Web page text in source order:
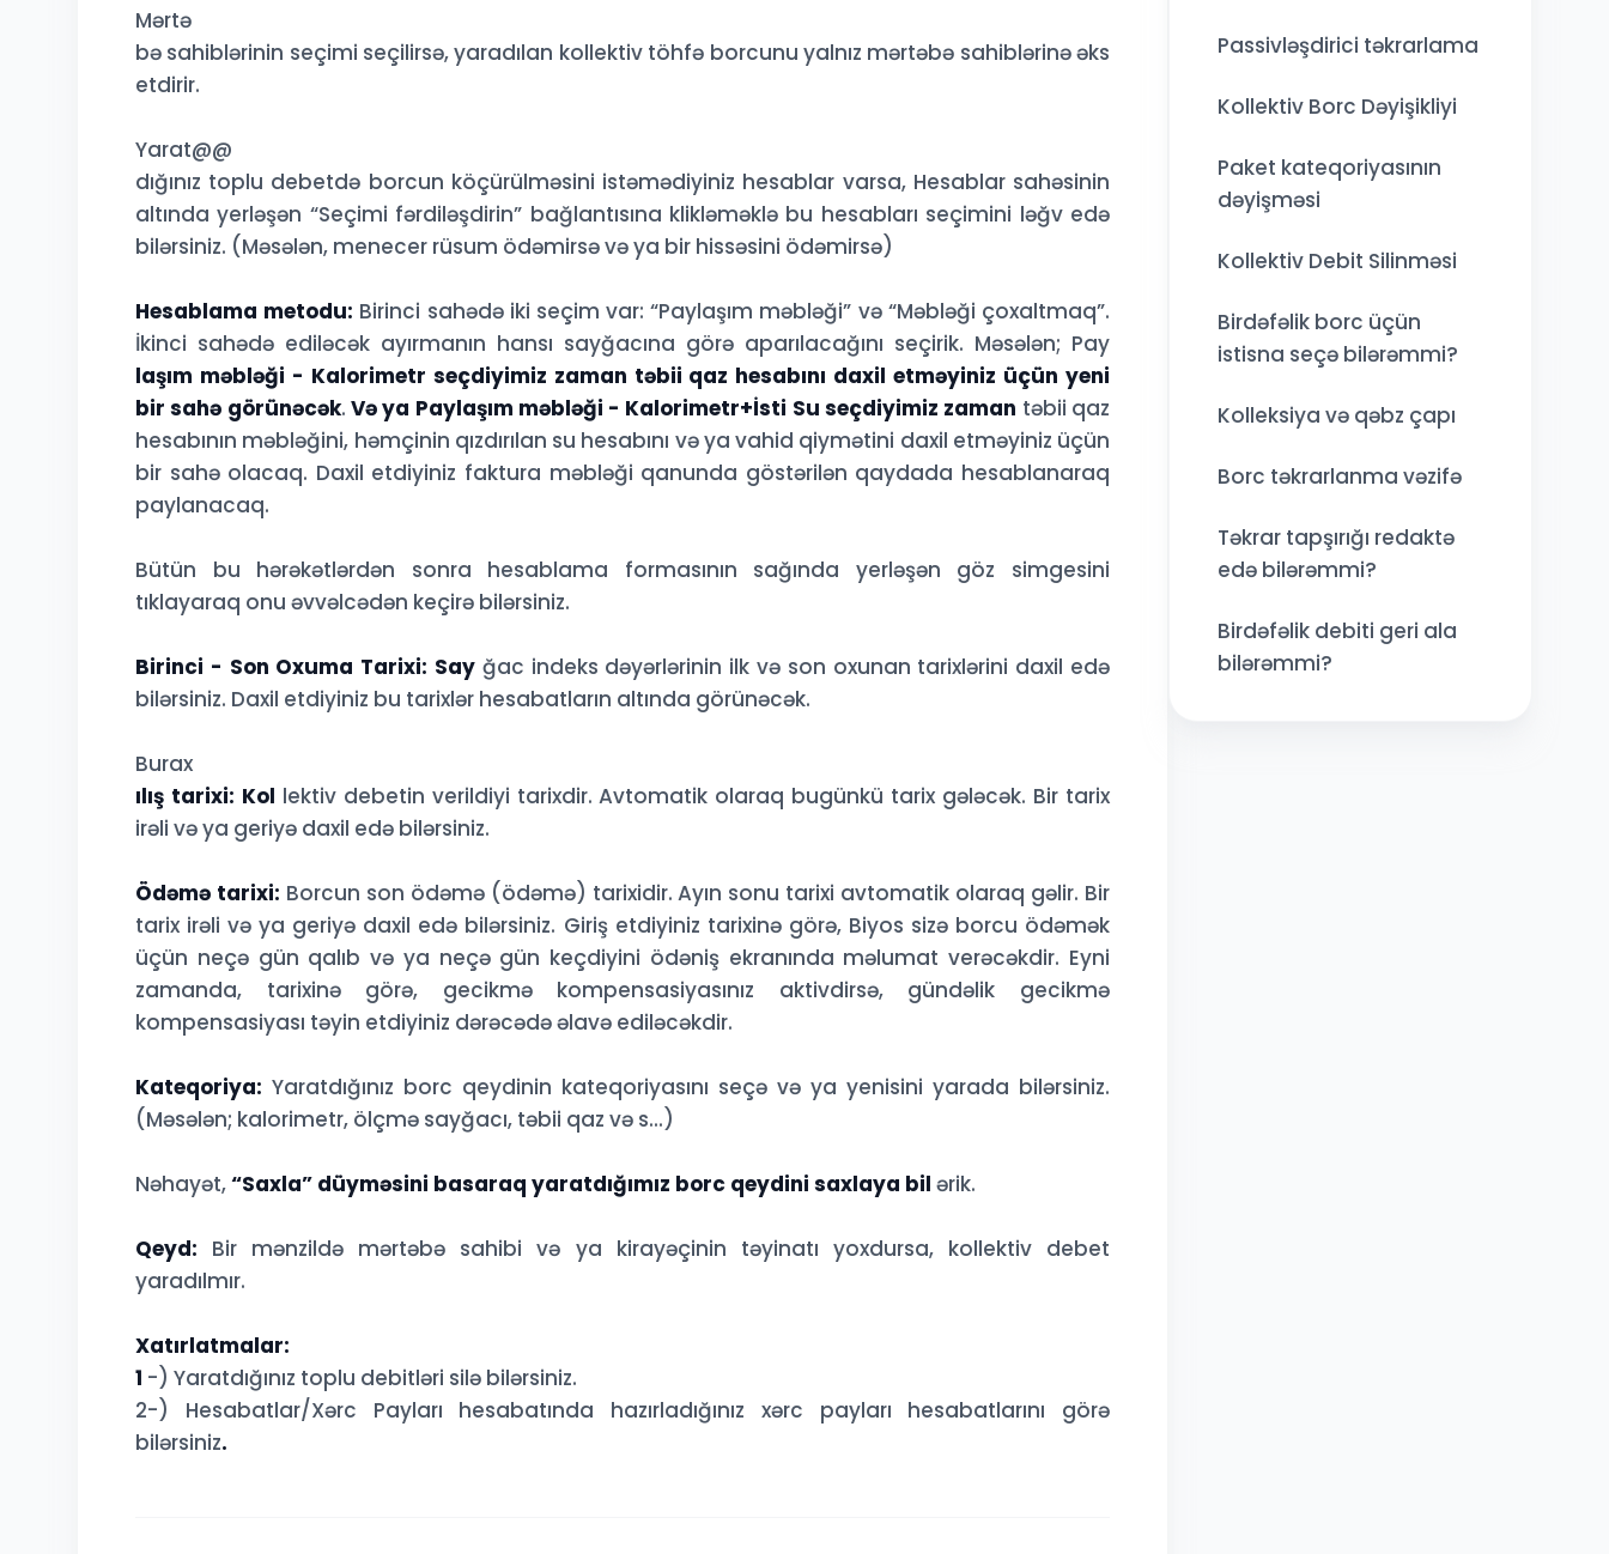
Mərtə
bə sahiblərinin seçimi seçilirsə, yaradılan kollektiv töhfə borcunu yalnız mərtəbə sahiblərinə əks
etdirir.
Yarat@@
dığınız toplu debetdə borcun köçürülməsini istəmədiyiniz hesablar varsa, Hesablar sahəsinin
altında yerləşən “Seçimi fərdiləşdirin” bağlantısına klikləməklə bu hesabları seçimini ləğv edə
bilərsiniz. (Məsələn, menecer rüsum ödəmirsə və ya bir hissəsini ödəmirsə)
Hesablama metodu: Birinci sahədə iki seçim var: “Paylaşım məbləği” və “Məbləği çoxaltmaq”.
İkinci sahədə ediləcək ayırmanın hansı sayğacına görə aparılacağını seçirik. Məsələn; Pay
laşım məbləği - Kalorimetr seçdiyimiz zaman təbii qaz hesabını daxil etməyiniz üçün yeni
bir sahə görünəcək. Və ya Paylaşım məbləği - Kalorimetr+İsti Su seçdiyimiz zaman təbii qaz
hesabının məbləğini, həmçinin qızdırılan su hesabını və ya vahid qiymətini daxil etməyiniz üçün
bir sahə olacaq. Daxil etdiyiniz faktura məbləği qanunda göstərilən qaydada hesablanaraq
paylanacaq.
Bütün bu hərəkətlərdən sonra hesablama formasının sağında yerləşən göz simgesini
tıklayaraq onu əvvəlcədən keçirə bilərsiniz.
Birinci - Son Oxuma Tarixi: Say ğac indeks dəyərlərinin ilk və son oxunan tarixlərini daxil edə
bilərsiniz. Daxil etdiyiniz bu tarixlər hesabatların altında görünəcək.
Burax
ılış tarixi: Kol lektiv debetin verildiyi tarixdir. Avtomatik olaraq bugünkü tarix gələcək. Bir tarix
irəli və ya geriyə daxil edə bilərsiniz.
Ödəmə tarixi: Borcun son ödəmə (ödəmə) tarixidir. Ayın sonu tarixi avtomatik olaraq gəlir. Bir
tarix irəli və ya geriyə daxil edə bilərsiniz. Giriş etdiyiniz tarixinə görə, Biyos sizə borcu ödəmək
üçün neçə gün qalıb və ya neçə gün keçdiyini ödəniş ekranında məlumat verəcəkdir. Eyni
zamanda, tarixinə görə, gecikmə kompensasiyasınız aktivdirsə, gündəlik gecikmə
kompensasiyası təyin etdiyiniz dərəcədə əlavə ediləcəkdir.
Kateqoriya: Yaratdığınız borc qeydinin kateqoriyasını seçə və ya yenisini yarada bilərsiniz.
(Məsələn; kalorimetr, ölçmə sayğacı, təbii qaz və s...)
Nəhayət,“Saxla” düyməsini basaraq yaratdığımız borc qeydini saxlaya bil ərik.
Qeyd: Bir mənzildə mərtəbə sahibi və ya kirayəçinin təyinatı yoxdursa, kollektiv debet
yaradılmır.
Xatırlatmalar:
1 -) Yaratdığınız toplu debitləri silə bilərsiniz.
2-) Hesabatlar/Xərc Payları hesabatında hazırladığınız xərc payları hesabatlarını görə
bilərsiniz.
Passivləşdirici təkrarlama
Kollektiv Borc Dəyişikliyi
Paket kateqoriyasının
dəyişməsi
Kollektiv Debit Silinməsi
Birdəfəlik borc üçün
istisna seçə bilərəmmi?
Kolleksiya və qəbz çapı
Borc təkrarlanma vəzifə
Təkrar tapşırığı redaktə
edə bilərəmmi?
Birdəfəlik debiti geri ala
bilərəmmi?